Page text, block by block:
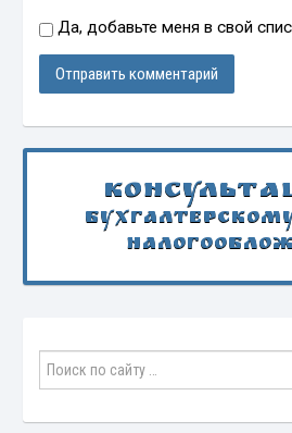
Да, добавьте меня в свой